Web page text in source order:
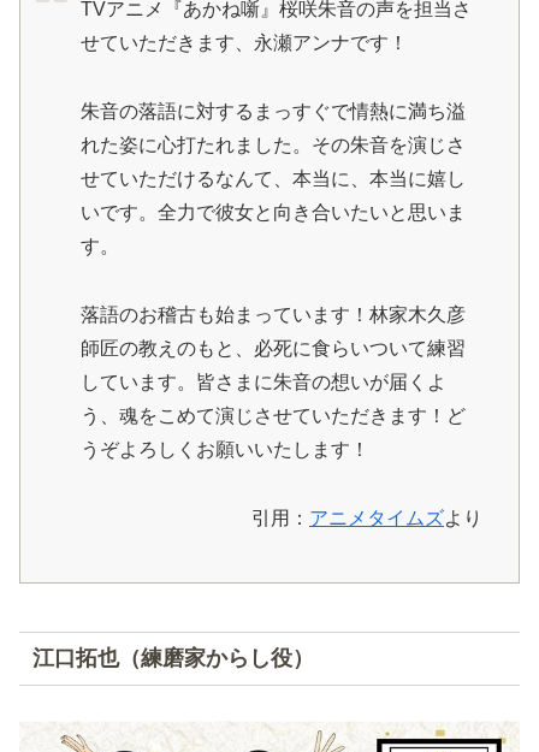
TVアニメ『あかね噺』桜咲朱音の声を担当さ
せていただきます、永瀬アンナです！
朱音の落語に対するまっすぐで情熱に満ち溢
れた姿に心打たれました。その朱音を演じさ
せていただけるなんて、本当に、本当に嬉し
いです。全力で彼女と向き合いたいと思いま
す。
落語のお稽古も始まっています！林家木久彦
師匠の教えのもと、必死に食らいついて練習
しています。皆さまに朱音の想いが届くよ
う、魂をこめて演じさせていただきます！ど
うぞよろしくお願いいたします！
引用： アニメタイムズより
江口拓也（練磨家からし役）